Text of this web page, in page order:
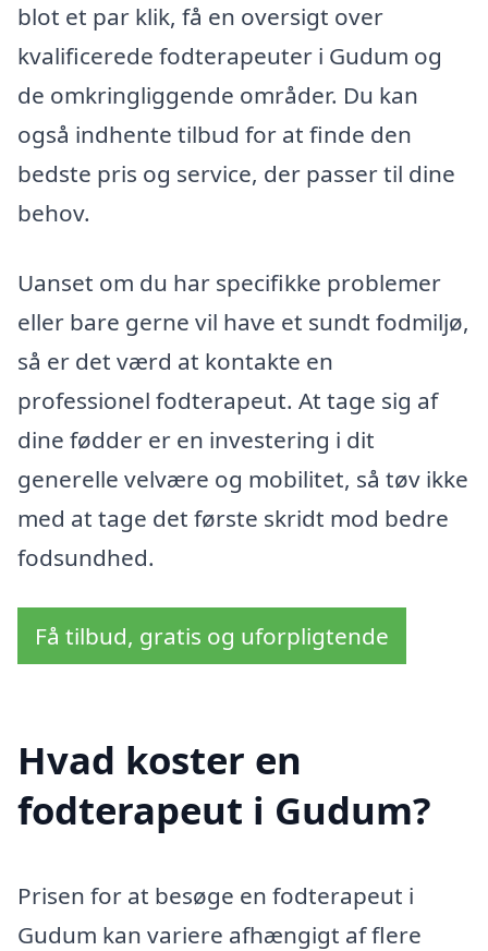
blot et par klik, få en oversigt over
kvalificerede fodterapeuter i Gudum og
de omkringliggende områder. Du kan
også indhente tilbud for at finde den
bedste pris og service, der passer til dine
behov.
Uanset om du har specifikke problemer
eller bare gerne vil have et sundt fodmiljø,
så er det værd at kontakte en
professionel fodterapeut. At tage sig af
dine fødder er en investering i dit
generelle velvære og mobilitet, så tøv ikke
med at tage det første skridt mod bedre
fodsundhed.
Få tilbud, gratis og uforpligtende
Hvad koster en
fodterapeut i Gudum?
Prisen for at besøge en fodterapeut i
Gudum kan variere afhængigt af flere